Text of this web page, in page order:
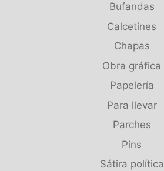
Bufandas
Calcetines
Chapas
Obra gráfica
Papelería
Para llevar
Parches
Pins
Sátira política